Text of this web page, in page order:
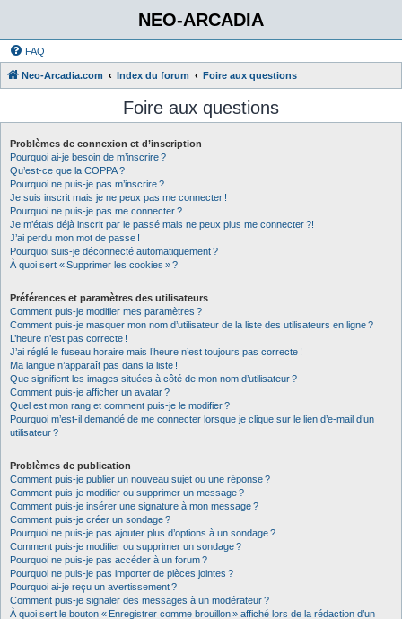
NEO-ARCADIA
FAQ
Neo-Arcadia.com Index du forum Foire aux questions
Foire aux questions
Problèmes de connexion et d’inscription
Pourquoi ai-je besoin de m’inscrire ?
Qu’est-ce que la COPPA ?
Pourquoi ne puis-je pas m’inscrire ?
Je suis inscrit mais je ne peux pas me connecter !
Pourquoi ne puis-je pas me connecter ?
Je m’étais déjà inscrit par le passé mais ne peux plus me connecter ?!
J’ai perdu mon mot de passe !
Pourquoi suis-je déconnecté automatiquement ?
À quoi sert « Supprimer les cookies » ?
Préférences et paramètres des utilisateurs
Comment puis-je modifier mes paramètres ?
Comment puis-je masquer mon nom d’utilisateur de la liste des utilisateurs en ligne ?
L’heure n’est pas correcte !
J’ai réglé le fuseau horaire mais l’heure n’est toujours pas correcte !
Ma langue n’apparaît pas dans la liste !
Que signifient les images situées à côté de mon nom d’utilisateur ?
Comment puis-je afficher un avatar ?
Quel est mon rang et comment puis-je le modifier ?
Pourquoi m’est-il demandé de me connecter lorsque je clique sur le lien d’e-mail d’un
utilisateur ?
Problèmes de publication
Comment puis-je publier un nouveau sujet ou une réponse ?
Comment puis-je modifier ou supprimer un message ?
Comment puis-je insérer une signature à mon message ?
Comment puis-je créer un sondage ?
Pourquoi ne puis-je pas ajouter plus d’options à un sondage ?
Comment puis-je modifier ou supprimer un sondage ?
Pourquoi ne puis-je pas accéder à un forum ?
Pourquoi ne puis-je pas importer de pièces jointes ?
Pourquoi ai-je reçu un avertissement ?
Comment puis-je signaler des messages à un modérateur ?
À quoi sert le bouton « Enregistrer comme brouillon » affiché lors de la rédaction d’un